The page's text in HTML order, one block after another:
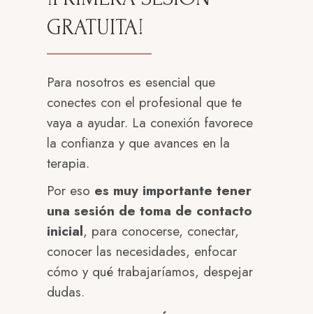
GRATUITA!
Para nosotros es esencial que
conectes con el profesional que te
vaya a ayudar. La conexión favorece
la confianza y que avances en la
terapia.
Por eso es muy importante tener
una sesión de toma de contacto
inicial, para conocerse, conectar,
conocer las necesidades, enfocar
cómo y qué trabajaríamos, despejar
dudas.